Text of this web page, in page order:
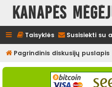
Kanapės
Taisyklės Susisiekti su
Pagrindinis diskusijų puslapis